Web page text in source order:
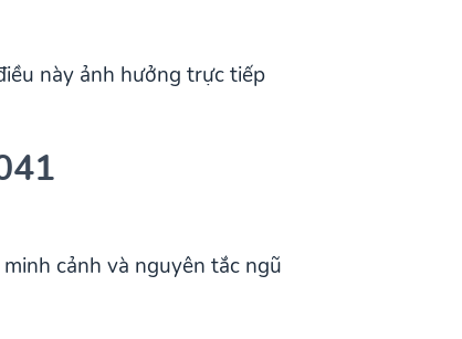
này ảnh hưởng trực tiếp
cảnh và nguyên tắc ngũ